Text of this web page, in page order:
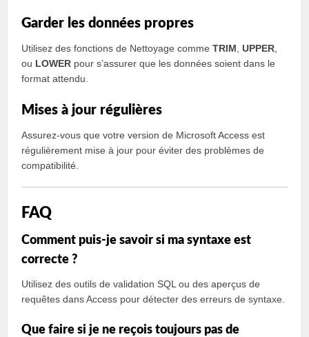
Garder les données propres
Utilisez des fonctions de Nettoyage commeTRIM ,UPPER
ou LOWER pour s’assurer que les données soient dans le
format attendu.
Mises à jour régulières
Assurez-vous que votre version de Microsoft Access est
régulièrement mise à jour pour éviter des problèmes de
compatibilité.
FAQ
Comment puis-je savoir si ma syntaxe est
correcte ?
Utilisez des outils de validation SQL ou des aperçus de
requêtes dans Access pour détecter des erreurs de syntaxe.
Que faire si je ne reçois toujours pas de